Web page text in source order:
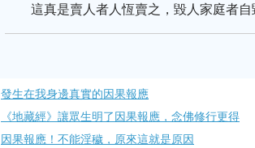
這真是賣人者人恆賣之，毀人家庭者
發生在我身邊真實的因果報應
《地藏經》讓眾生明了因果報應​，念佛修行更得
因果報應！不能淫穢，原來這就是原因